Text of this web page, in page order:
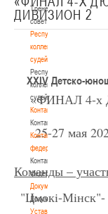
Тренерский
совет
Республиканская
коллегия
судей
Республиканская
коллегия
судей
Контакты
Контакты
Контакты
федерации
Контакты
федерации
Документы
Документы
Устав
ДИВИЗИОН 2
XXIV Детско-
«ФИНАЛ 4-х
25-27 мая
Команды –
"Цмокi-Мiнск"-